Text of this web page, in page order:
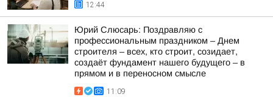
12:44
Юрий Слюсарь: Поздравляю с
профессиональным праздником – Днем
строителя – всех, кто строит, созидает,
создаёт фундамент нашего будущего – в
прямом и в переносном смысле
11:09